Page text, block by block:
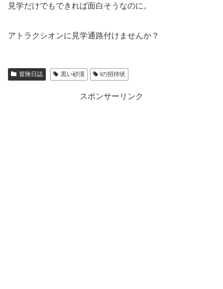
見学だけでもできれば面白そうなのに。
アトラクシオンに見学通路付けませんか？
冒険日誌 黒い砂漠 Iの招待状
スポンサーリンク